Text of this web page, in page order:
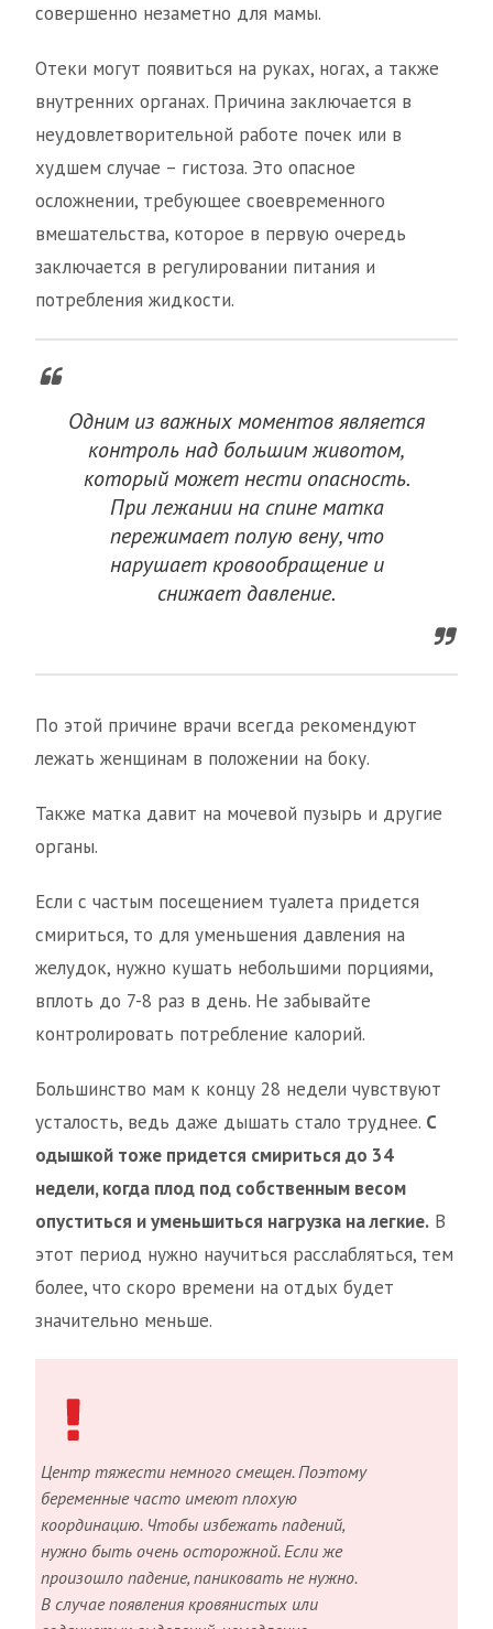
совершенно незаметно для мамы.
Отеки могут появиться на руках, ногах, а также
внутренних органах. Причина заключается в
неудовлетворительной работе почек или в
худшем случае – гистоза. Это опасное
осложнении, требующее своевременного
вмешательства, которое в первую очередь
заключается в регулировании питания и
потребления жидкости.
Одним из важных моментов является
контроль над большим животом,
который может нести опасность.
При лежании на спине матка
пережимает полую вену, что
нарушает кровообращение и
снижает давление.
По этой причине врачи всегда рекомендуют
лежать женщинам в положении на боку.
Также матка давит на мочевой пузырь и другие
органы.
Если с частым посещением туалета придется
смириться, то для уменьшения давления на
желудок, нужно кушать небольшими порциями,
вплоть до 7-8 раз в день. Не забывайте
контролировать потребление калорий.
Большинство мам к концу 28 недели чувствуют
усталость, ведь даже дышать стало труднее. С
одышкой тоже придется смириться до 34
недели, когда плод под собственным весом
опуститься и уменьшиться нагрузка на легкие. В
этот период нужно научиться расслабляться, тем
более, что скоро времени на отдых будет
значительно меньше.
Центр тяжести немного смещен. Поэтому
беременные часто имеют плохую
координацию. Чтобы избежать падений,
нужно быть очень осторожной. Если же
произошло падение, паниковать не нужно.
В случае появления кровянистых или